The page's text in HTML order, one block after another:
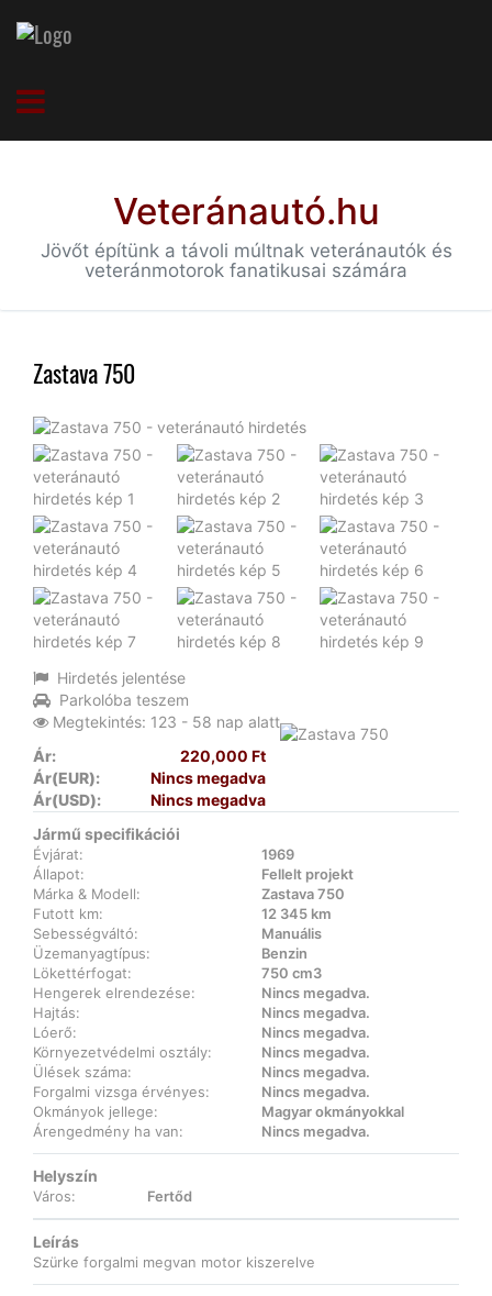
Veteránautó.hu
Jövőt építünk a távoli múltnak veteránautók és
veteránmotorok fanatikusai számára
Zastava 750
Hirdetés jelentése
Parkolóba teszem
Megtekintés: 123 - 58 nap alatt
Ár:
220,000 Ft
Ár(EUR):
Nincs megadva
Ár(USD):
Nincs megadva
Jármű specifikációi
Évjárat:
1969
Állapot:
Fellelt projekt
Márka & Modell:
Zastava 750
Futott km:
12 345 km
Sebességváltó:
Manuális
Üzemanyagtípus:
Benzin
Lökettérfogat:
750 cm3
Hengerek elrendezése:
Nincs megadva.
Hajtás:
Nincs megadva.
Lóerő:
Nincs megadva.
Környezetvédelmi osztály:
Nincs megadva.
Ülések száma:
Nincs megadva.
Forgalmi vizsga érvényes:
Nincs megadva.
Okmányok jellege:
Magyar okmányokkal
Árengedmény ha van:
Nincs megadva.
Helyszín
Város: Fertőd
Leírás
Szürke forgalmi megvan motor kiszerelve